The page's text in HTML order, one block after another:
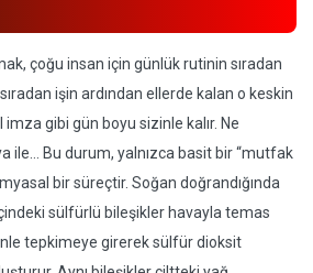
çoğu insan için günlük rutinin sıradan
işin ardından ellerde kalan o keskin
gibi gün boyu sizinle kalır. Ne
ile… Bu durum, yalnızca basit bir “mutfak
bir süreçtir. Soğan doğrandığında
sülfürlü bileşikler havayla temas
tepkimeye girerek sülfür dioksit